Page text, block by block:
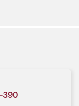
390